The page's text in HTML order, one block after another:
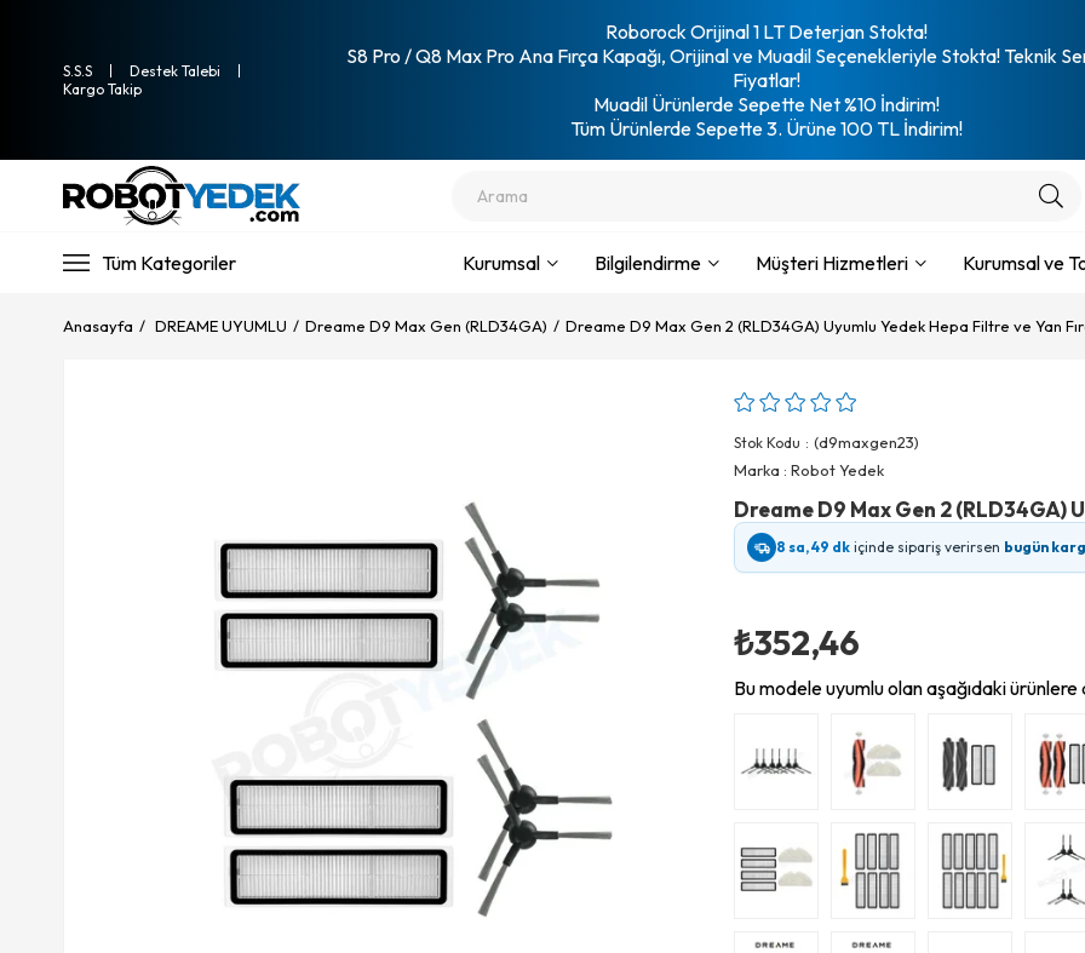
S.S.S
Destek Talebi
Kargo Takip
Roborock Orijinal 1 LT Deterjan Stokta!
S8 Pro / Q8 Max Pro Ana Fırça Kapağı, Orijinal ve Muadil Seçenekleriyle Stokta! Teknik
Fiyatlar!
Muadil Ürünlerde Sepette Net %10 İndirim!
Tüm Ürünlerde Sepette 3. Ürüne 100 TL İndirim!
Tüm Kategoriler Kurumsal Bilgilendirme Müşteri Hizmetleri Kurumsal ve
Anasayfa DREAME UYUMLU Dreame D9 Max Gen (RLD34GA) Dreame D9 Max Gen 2 (RLD34GA) Uyumlu Yedek Hepa Filtre ve Yan
Stok Kodu
(d9maxgen23)
Marka : Robot Yedek
Dreame D9 Max Gen 2 (RLD34GA)
8 sa, 49 dk içinde sipariş verirsen bugün
₺352,46
Bu modele uyumlu olan aşağıdaki